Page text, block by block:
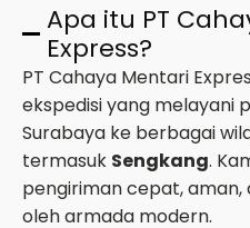
Apa itu PT
Express?
PT Cahaya Mentari
ekspedisi yang melayani
Surabaya ke berbagai
termasuk Sengkang.
pengiriman cepat,
oleh armada modern.